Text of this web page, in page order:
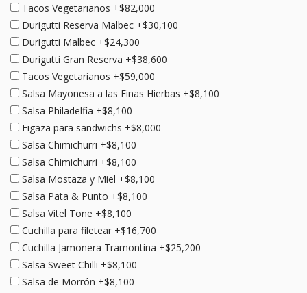
Tacos Vegetarianos +$82,000
Durigutti Reserva Malbec +$30,100
Durigutti Malbec +$24,300
Durigutti Gran Reserva +$38,600
Tacos Vegetarianos +$59,000
Salsa Mayonesa a las Finas Hierbas +$8,100
Salsa Philadelfia +$8,100
Figaza para sandwichs +$8,000
Salsa Chimichurri +$8,100
Salsa Chimichurri +$8,100
Salsa Mostaza y Miel +$8,100
Salsa Pata & Punto +$8,100
Salsa Vitel Tone +$8,100
Cuchilla para filetear +$16,700
Cuchilla Jamonera Tramontina +$25,200
Salsa Sweet Chilli +$8,100
Salsa de Morrón +$8,100